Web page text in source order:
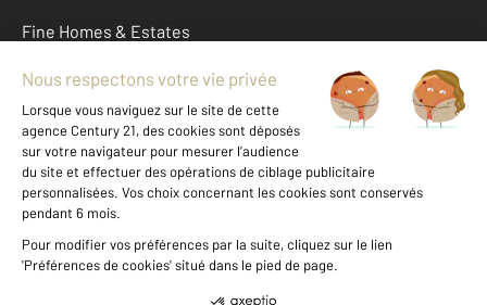
Fine Homes & Estates
À propos
International
Nous contacter